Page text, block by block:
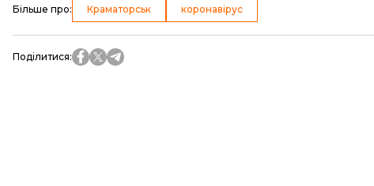
Більше про: Краматорськ коронавірус
Поділитися: